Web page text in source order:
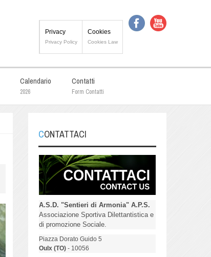
Privacy
Privacy Policy
Cookies
Cookies Law
Calendario
2026
Contatti
Form Contatti
CONTATTACI
A.S.D. "Sentieri di Armonia" A.P.S.
Associazione Sportiva Dilettantistica e
di promozione Sociale.
Piazza Dorato Guido 5
Oulx (TO)- 10056